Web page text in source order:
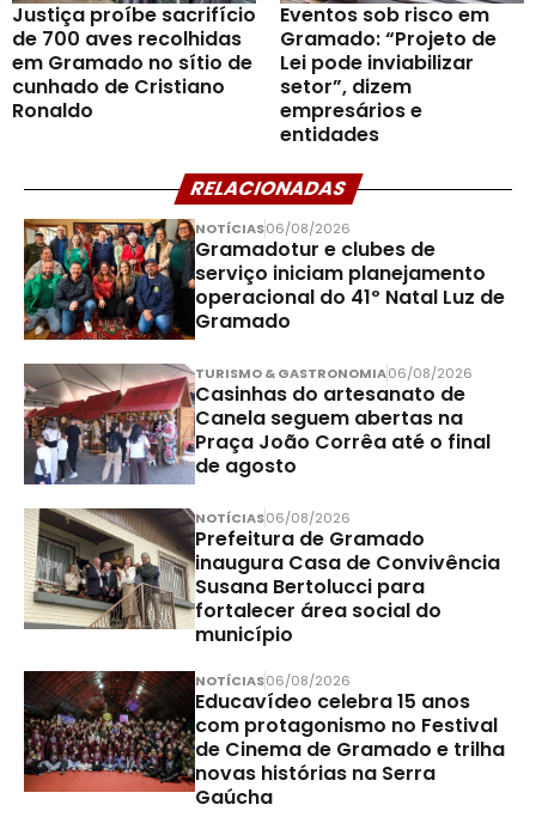
Justiça proíbe sacrifício
de 700 aves recolhidas
em Gramado no sítio de
cunhado de Cristiano
Ronaldo
Eventos sob risco em
Gramado: “Projeto de
Lei pode inviabilizar
setor”, dizem
empresários e
entidades
RELACIONADAS
NOTÍCIAS06/08/2026
Gramadotur e clubes de
serviço iniciam planejamento
operacional do 41º Natal Luz de
Gramado
TURISMO & GASTRONOMIA06/08/2026
Casinhas do artesanato de
Canela seguem abertas na
Praça João Corrêa até o final
de agosto
NOTÍCIAS06/08/2026
Prefeitura de Gramado
inaugura Casa de Convivência
Susana Bertolucci para
fortalecer área social do
município
NOTÍCIAS06/08/2026
Educavídeo celebra 15 anos
com protagonismo no Festival
de Cinema de Gramado e trilha
novas histórias na Serra
Gaúcha